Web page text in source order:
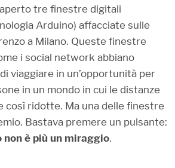
tre finestre digitali
Arduino) affacciate sulle
a Milano. Queste finestre
i social network abbiano
viaggiare in un’opportunità per
in un mondo in cui le distanze
così ridotte. Ma una delle finestre
Bastava premere un pulsante:
è più un miraggio.